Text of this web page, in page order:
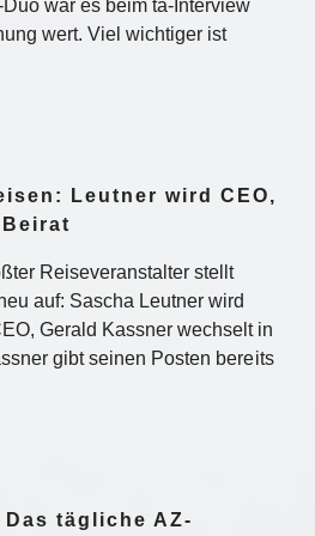
war es beim ta-Interview
wert. Viel wichtiger ist
Leutner wird CEO,
Reiseveranstalter stellt
auf: Sascha Leutner wird
Gerald Kassner wechselt in
gibt seinen Posten bereits
Das tägliche AZ-